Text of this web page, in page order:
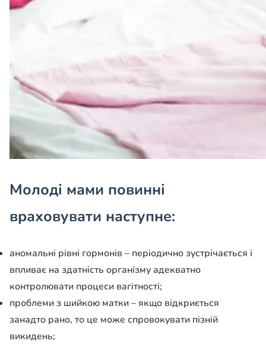
Молоді мами повинні
враховувати наступне:
аномальні рівні гормонів – періодично зустрічається і
впливає на здатність організму адекватно
контролювати процеси вагітності;
проблеми з шийкою матки – якщо відкриється
занадто рано, то це може спровокувати пізній
викидень;